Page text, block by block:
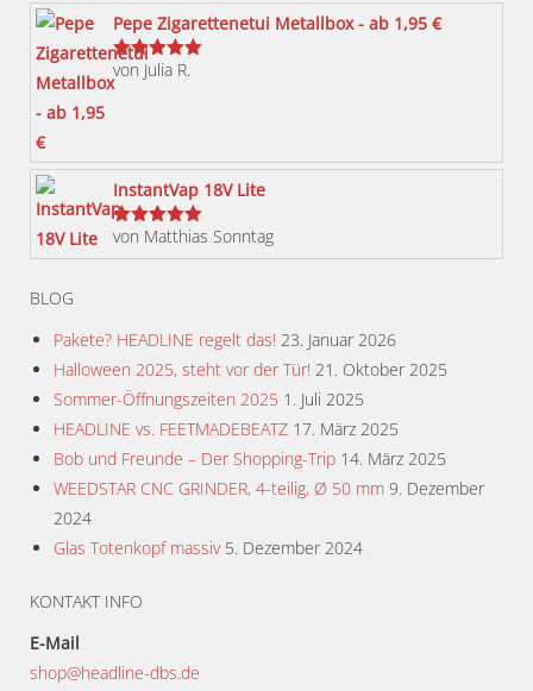
können
werden
Pepe Zigarettenetui Metallbox - ab 1,95 €
Bewertet
mit
von Julia R.
InstantVap 18V Lite
Bewertet
von Matthias Sonntag
BLOG
Pakete? HEADLINE regelt das! 23. Januar 2026
Halloween 2025, steht vor der Tür! 21. Oktober 2025
Sommer-Öffnungszeiten 2025 1. Juli 2025
HEADLINE vs. FEETMADEBEATZ 17. März 2025
Bob und Freunde – Der Shopping-Trip 14. März 2025
WEEDSTAR CNC GRINDER, 4-teilig, Ø 50 mm 9. Dezember
2024
Glas Totenkopf massiv 5. Dezember 2024
KONTAKT INFO
E-Mail
shop@headline-dbs.de